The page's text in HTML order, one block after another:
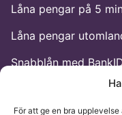
För att ge en bra
Låna pengar på 5
Låna pengar
Snabblån med